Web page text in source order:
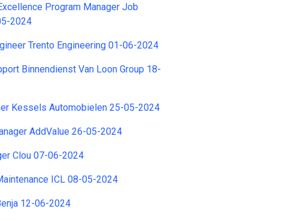
Program Manager Job
2024
Trento Engineering 01-06-2024
Binnendienst Van Loon Group 18-
Kessels Automobielen 25-05-2024
AddValue 26-05-2024
Clou 07-06-2024
ICL 08-05-2024
12-06-2024